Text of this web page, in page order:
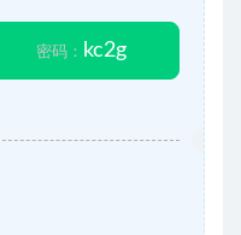
密码： kc2g